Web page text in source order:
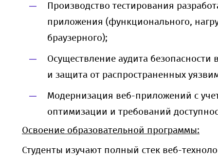
Производство тестирования
приложения (функционального,
браузерного);
Осуществление аудита
и защита от распространенных
Модернизация веб-приложений с
оптимизации и требований
Освоение образовательной программы:
Студенты изучают полный стек веб-